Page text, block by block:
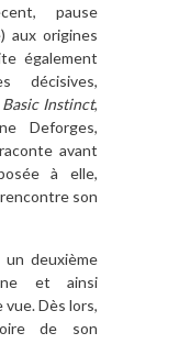
pause
aux origines
également
décisives,
Basic Instinct,
Deforges,
avant
à elle,
rencontre son
deuxième
et ainsi
vue. Dès lors,
de son